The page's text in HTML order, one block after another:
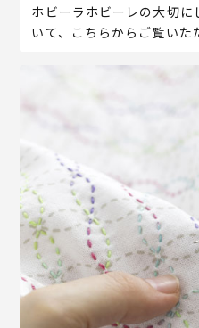
ホビーラホビーレの大切
いて、こちらからご覧いた